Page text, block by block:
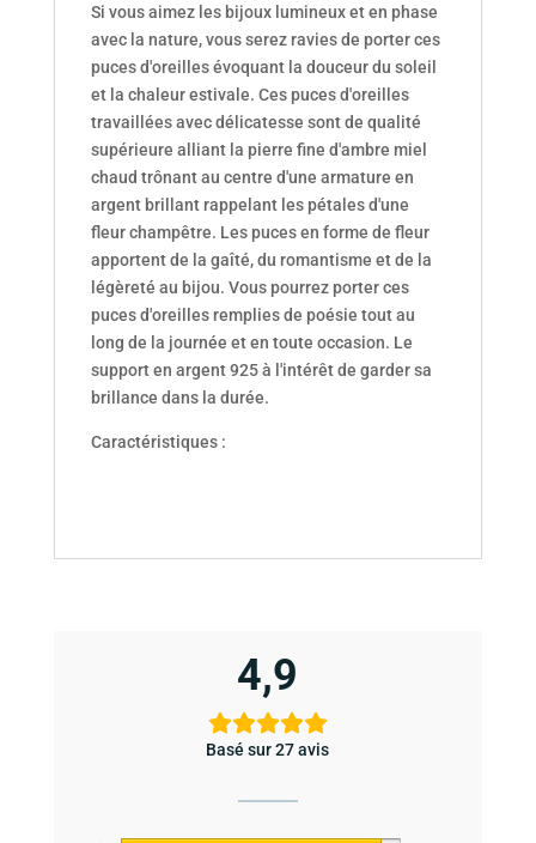
Si vous aimez les bijoux lumineux et en phase
avec la nature, vous serez ravies de porter ces
puces d'oreilles évoquant la douceur du soleil
et la chaleur estivale. Ces puces d'oreilles
travaillées avec délicatesse sont de qualité
supérieure alliant la pierre fine d'ambre miel
chaud trônant au centre d'une armature en
argent brillant rappelant les pétales d'une
fleur champêtre. Les puces en forme de fleur
apportent de la gaîté, du romantisme et de la
légèreté au bijou. Vous pourrez porter ces
puces d'oreilles remplies de poésie tout au
long de la journée et en toute occasion. Le
support en argent 925 à l'intérêt de garder sa
brillance dans la durée.
Caractéristiques :
4,9
Basé sur 27 avis